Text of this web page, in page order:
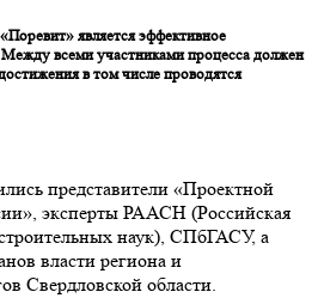
является эффективное
Между всеми участниками процесса должен
в том числе проводятся
представители «Проектной
эксперты РААСН (Российская
наук), СПбГАСУ, а
власти региона и
Свердловской области.